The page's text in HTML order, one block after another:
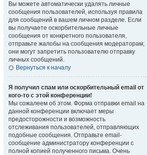
Вы можете автоматически удалять личные
сообщения пользователей, используя правила
для сообщений в вашем личном разделе. Если
вы получаете оскорбительные личные
сообщения от конкретного пользователя,
отправьте жалобы на сообщения модераторам;
они могут запретить пользователю отправку
личных сообщений.
Вернуться к началу
Я получил спам или оскорбительный email от
кого-то с этой конференции!
Мы сожалеем об этом. Форма отправки email на
данной конференции включает меры
предосторожности и возможность
отслеживания пользователей, отправляющих
подобные сообщения. Отправьте email-
сообщение администратору конференции с
полной копией полученного письма. Очень